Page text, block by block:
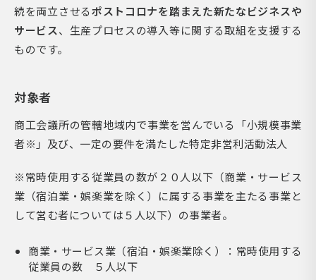
続を両立させるポストコロナを踏まえた新たなビジネスや
サービス、生産プロセスの導入等に関する取組を支援する
ものです。
対象者
商工会議所の管轄地域内で事業を営んでいる「小規模事業
者※」及び、一定の要件を満たした特定非営利活動法人
※常時使用する従業員の数が２０人以下（商業・サービス
業（宿泊業・娯楽業を除く）に属する事業を主たる事業と
して営む者については５人以下）の事業者。
商業・サービス業（宿泊・娯楽業除く）：常時使用する
従業員の数 ５人以下